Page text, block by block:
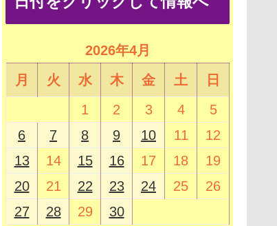
2026年4月
月
火 水 木 金 土
日
1
2 3 4
5
6
7 8 9 10 11
12
13
14 15 16 17 18
19
20
21 22 23 24 25
26
27
28 29 30